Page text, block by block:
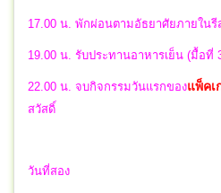
17.00 น. พักผ่อนตามอัธยาศัยภายในรี
19.00 น. รับประทานอาหารเย็น (มื้อ
22.00 น. จบกิจกรรมวันแรกของแพ็คเ
สวัสดิ์
วันที่สอง